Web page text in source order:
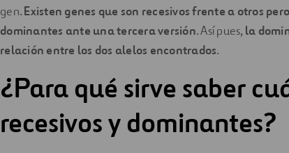
gen.Existen genes que son recesivos frente a otros
dominantes ante una tercera versión. Así pues, la
relación entre los dos alelos encontrados.
¿Para qué sirve saber
recesivos y dominantes?